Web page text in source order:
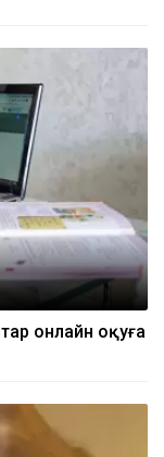
онлайн оқуға